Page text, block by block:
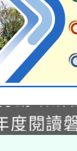
第2次
(無人
動站研
度閱讀
智慧